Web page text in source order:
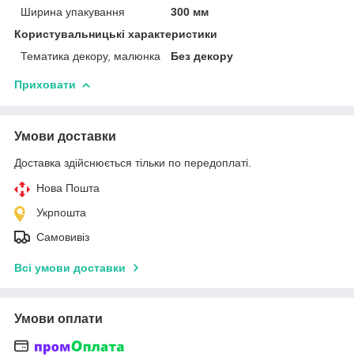
Ширина упакування
300 мм
Користувальницькі характеристики
Тематика декору, малюнка
Без декору
Приховати
Умови доставки
Доставка здійснюється тільки по передоплаті.
Нова Пошта
Укрпошта
Самовивіз
Всі умови доставки
Умови оплати